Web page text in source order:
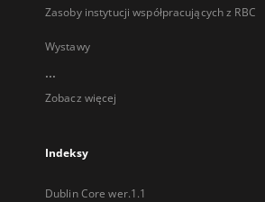
Zasoby instytucji współpracujących z RBC
Wystawy
...
Zobacz więcej
Indeksy
Dublin Core wer.1.1